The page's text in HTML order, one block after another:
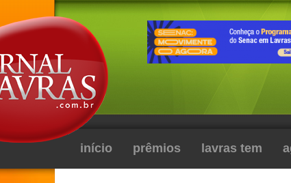
início prêmios lavras tem